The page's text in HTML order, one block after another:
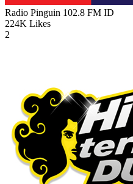
Radio Pinguin 102.8 FM ID
224K Likes
2